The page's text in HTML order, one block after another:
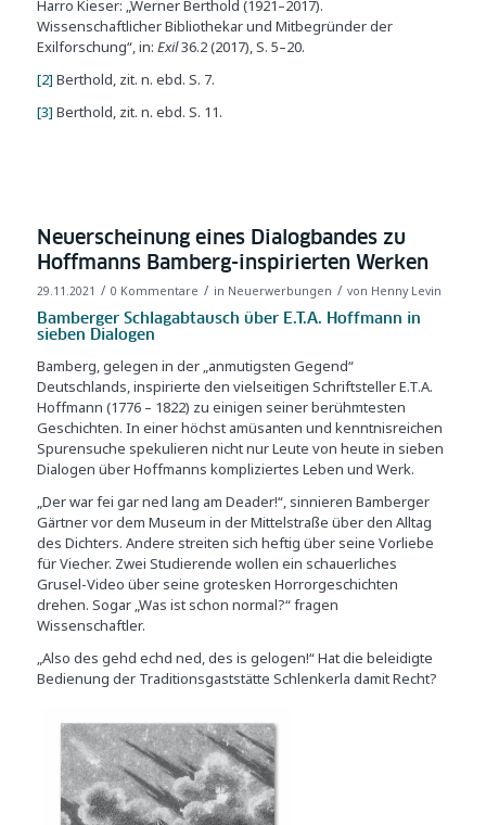
Harro Kieser: „Werner Berthold (1921–2017).
Wissenschaftlicher Bibliothekar und Mitbegründer der
Exilforschung“, in: Exil36.2 (2017), S. 5–20.
[2] Berthold, zit. n. ebd. S. 7.
[3] Berthold, zit. n. ebd. S. 11.
Neuerscheinung eines Dialogbandes zu
Hoffmanns Bamberg-inspirierten Werken
29.11.2021 / 0 Kommentare / in Neuerwerbungen / von Henny Levin
Bamberger Schlagabtausch über E.T.A. Hoffmann in
sieben Dialogen
Bamberg, gelegen in der „anmutigsten Gegend“
Deutschlands, inspirierte den vielseitigen Schriftsteller E.T.A.
Hoffmann (1776 – 1822) zu einigen seiner berühmtesten
Geschichten. In einer höchst amüsanten und kenntnis­reichen
Spurensuche spekulieren nicht nur Leute von heute in sieben
Dialogen über Hoffmanns kompliziertes Leben und Werk.
„Der war fei gar ned lang am Deader!“, sinnieren Bamberger
Gärtner vor dem Museum in der Mittelstraße über den Alltag
des Dichters. Andere streiten sich heftig über seine Vorliebe
für Viecher. Zwei Studierende wollen ein schauerliches
Grusel-Video über seine grotesken Horrorgeschichten
drehen. Sogar „Was ist schon normal?“ fragen
Wissenschaftler.
„Also des gehd echd ned, des is gelogen!“ Hat die beleidigte
Bedienung der Traditionsgaststätte Schlenkerla damit Recht?